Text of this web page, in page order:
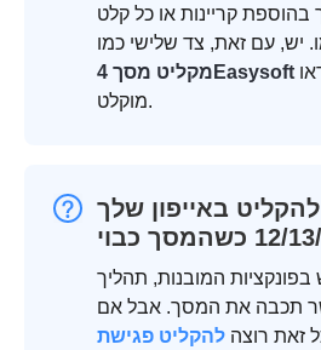
בהוספת קריינות או כל קלט
יש, עם זאת, צד שלישי כמו
מקליט מסך 4Easysoft
מוקלט.
באייפון שלך
המובנות, תהליך
תכבה את המסך. אבל אם
זאת רוצה